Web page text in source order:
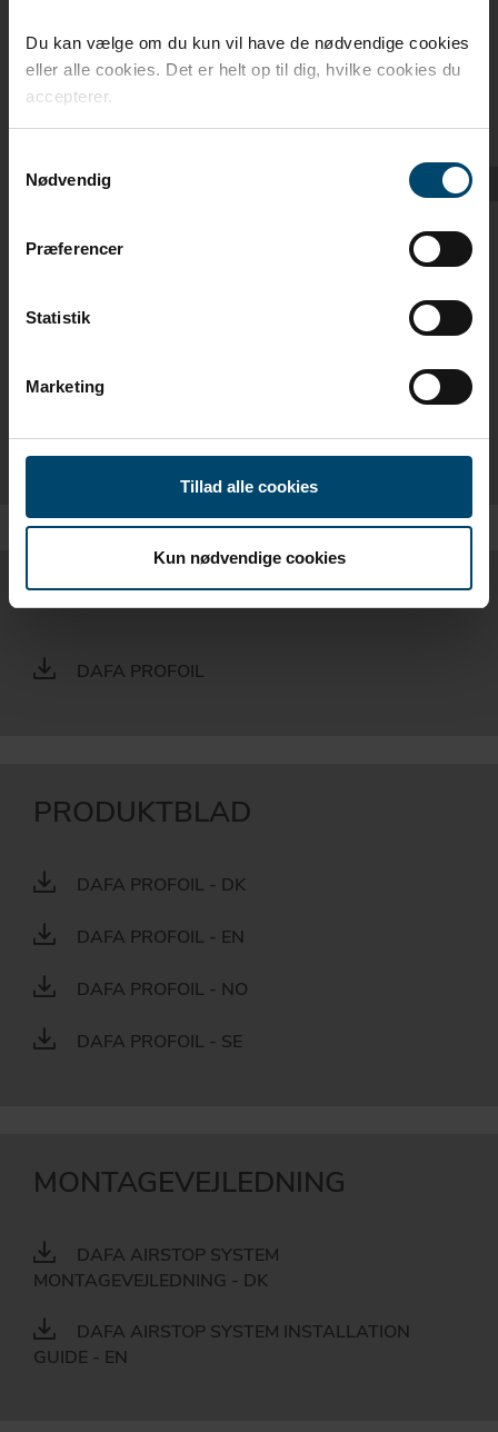
Du kan vælge om du kun vil have de nødvendige cookies
eller alle cookies. Det er helt op til dig, hvilke cookies du
accepterer.
Nødvendig
Præferencer
Statistik
Marketing
Tillad alle cookies
Kun nødvendige cookies
VARENUMRE
2 m x 50 m
3 m x 33,3 m
4,15 m x 24,10 m
EPD
DAFA PROFOIL
PRODUKTBLAD
DAFA PROFOIL - DK
DAFA PROFOIL - EN
DAFA PROFOIL - NO
DAFA PROFOIL - SE
MONTAGEVEJLEDNING
DAFA AIRSTOP SYSTEM
MONTAGEVEJLEDNING - DK
DAFA AIRSTOP SYSTEM INSTALLATION
GUIDE - EN